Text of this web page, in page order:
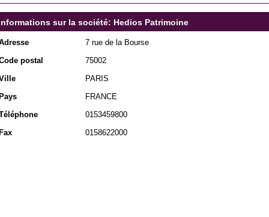
sur la société: Hedios Patrimoine
7 rue de la Bourse
postal
75002
PARIS
FRANCE
0153459800
0158622000